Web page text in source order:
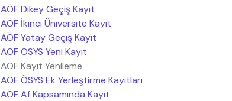
AÖF Dikey Geçiş Kayıt
AÖF İkinci Üniversite Kayıt
AÖF Yatay Geçiş Kayıt
AÖF ÖSYS Yeni Kayıt
AÖF Kayıt Yenileme
AÖF ÖSYS Ek Yerleştirme Kayıtları
AÖF Af Kapsamında Kayıt